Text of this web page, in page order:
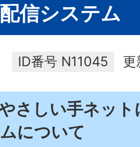
信システム
ID番号 N11045 更
さしい手ネッ
について